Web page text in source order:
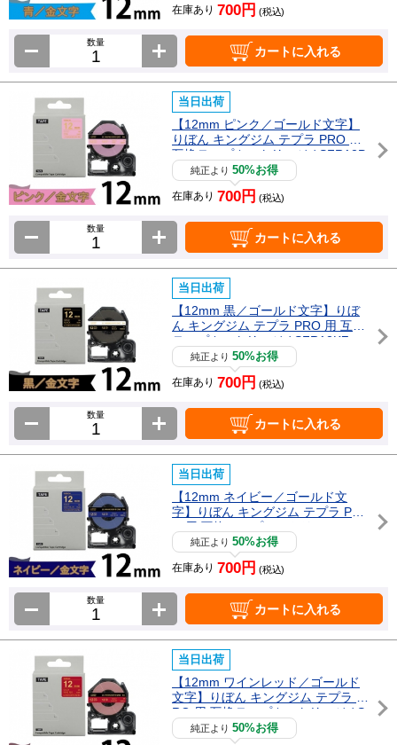
在庫あり 700円 (税込)
数量
カートに入れる
当日出荷
【12mm ピンク／ゴールド文字】
りぼん キングジム テプラ PRO 用
互換テープカートリッジ / SFR12P
純正より50%お得
在庫あり 700円 (税込)
数量
カートに入れる
当日出荷
【12mm 黒／ゴールド文字】りぼ
ん キングジム テプラ PRO 用 互換
テープカートリッジ / SFR12KZ
純正より50%お得
在庫あり 700円 (税込)
数量
カートに入れる
当日出荷
【12mm ネイビー／ゴールド文
字】りぼん キングジム テプラ PR
O 用 互換テープカートリッジ / SF
R12NZ
純正より50%お得
在庫あり 700円 (税込)
数量
カートに入れる
当日出荷
【12mm ワインレッド／ゴールド
文字】りぼん キングジム テプラ P
RO 用 互換テープカートリッジ / S
FR12RZ
純正より50%お得